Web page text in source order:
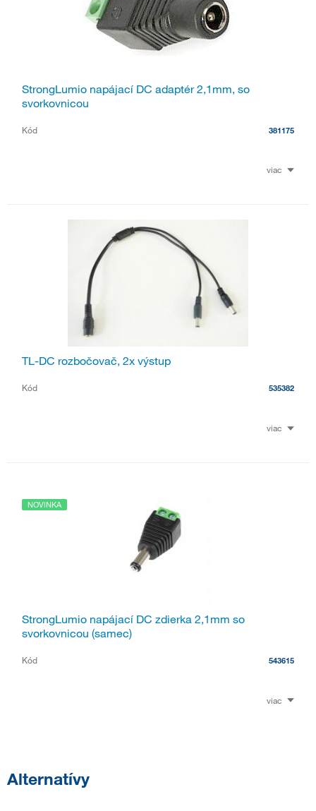
StrongLumio napájací DC adaptér 2,1mm, so
svorkovnicou
Kód 381175
viac
TL-DC rozbočovač, 2x výstup
Kód 535382
viac
NOVINKA
StrongLumio napájací DC zdierka 2,1mm so
svorkovnicou (samec)
Kód 543615
viac
Alternatívy